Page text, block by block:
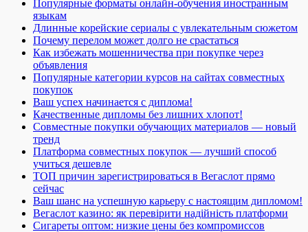
Популярные форматы онлайн-обучения иностранным
языкам
Длинные корейские сериалы с увлекательным сюжетом
Почему перелом может долго не срастаться
Как избежать мошенничества при покупке через
объявления
Популярные категории курсов на сайтах совместных
покупок
Ваш успех начинается с диплома!
Качественные дипломы без лишних хлопот!
Совместные покупки обучающих материалов — новый
тренд
Платформа совместных покупок — лучший способ
учиться дешевле
ТОП причин зарегистрироваться в Вегаслот прямо
сейчас
Ваш шанс на успешную карьеру с настоящим дипломом!
Вегаслот казино: як перевірити надійність платформи
Сигареты оптом: низкие цены без компромиссов